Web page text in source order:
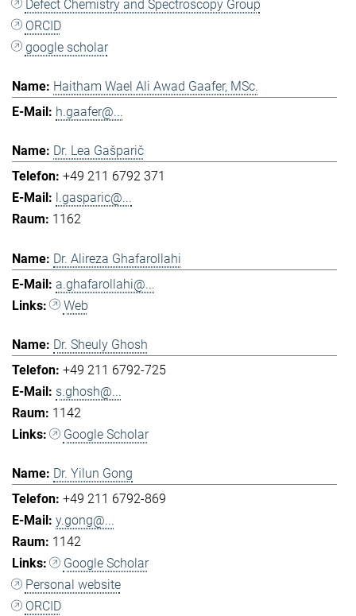
Defect Chemistry and Spectroscopy Group
ORCID
google scholar
Haitham Wael Ali Awad Gaafer, MSc.
h.gaafer@...
Dr. Lea Gašparič
+49 211 6792 371
l.gasparic@...
1162
Dr. Alireza Ghafarollahi
a.ghafarollahi@...
Web
Dr. Sheuly Ghosh
+49 211 6792-725
s.ghosh@...
1142
Google Scholar
Dr. Yilun Gong
+49 211 6792-869
y.gong@...
1142
Google Scholar
Personal website
ORCID